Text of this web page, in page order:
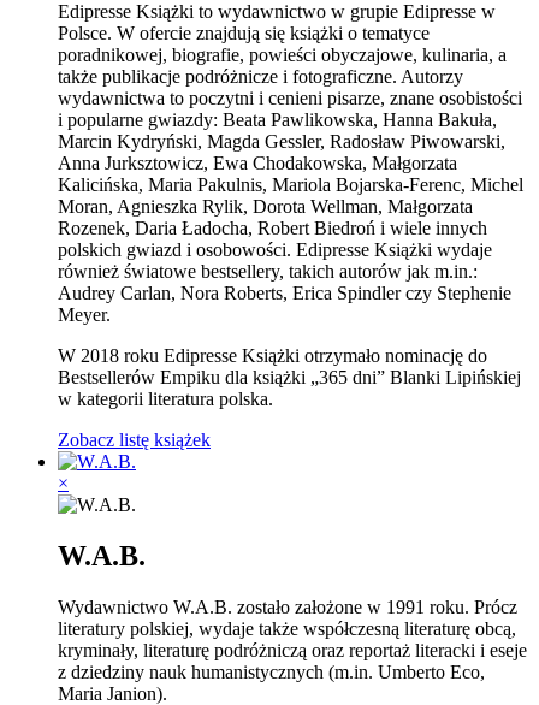
Edipresse Książki to wydawnictwo w grupie Edipresse w
Polsce. W ofercie znajdują się książki o tematyce
poradnikowej, biografie, powieści obyczajowe, kulinaria, a
także publikacje podróżnicze i fotograficzne. Autorzy
wydawnictwa to poczytni i cenieni pisarze, znane osobistości
i popularne gwiazdy: Beata Pawlikowska, Hanna Bakuła,
Marcin Kydryński, Magda Gessler, Radosław Piwowarski,
Anna Jurksztowicz, Ewa Chodakowska, Małgorzata
Kalicińska, Maria Pakulnis, Mariola Bojarska-Ferenc, Michel
Moran, Agnieszka Rylik, Dorota Wellman, Małgorzata
Rozenek, Daria Ładocha, Robert Biedroń i wiele innych
polskich gwiazd i osobowości. Edipresse Książki wydaje
również światowe bestsellery, takich autorów jak m.in.:
Audrey Carlan, Nora Roberts, Erica Spindler czy Stephenie
Meyer.
W 2018 roku Edipresse Książki otrzymało nominację do
Bestsellerów Empiku dla książki „365 dni” Blanki Lipińskiej
w kategorii literatura polska.
Zobacz listę książek
×
W.A.B.
Wydawnictwo W.A.B. zostało założone w 1991 roku. Prócz
literatury polskiej, wydaje także współczesną literaturę obcą,
kryminały, literaturę podróżniczą oraz reportaż literacki i eseje
z dziedziny nauk humanistycznych (m.in. Umberto Eco,
Maria Janion).